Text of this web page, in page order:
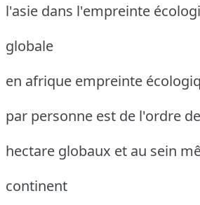
l'asie dans l'empreinte
globale
en afrique empreinte
par personne est de l'ordre
hectare globaux et au sein
continent